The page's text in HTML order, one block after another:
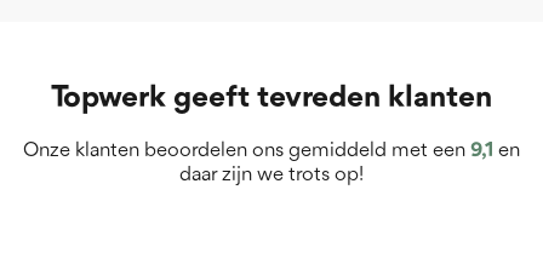
Topwerk geeft tevreden klanten
Onze klanten beoordelen ons gemiddeld met een 9,1 en
daar zijn we trots op!